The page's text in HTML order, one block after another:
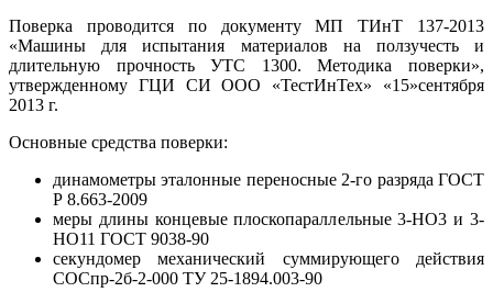
Поверка проводится по документу МП ТИнТ 137-2013
«Машины для испытания материалов на ползучесть и
длительную прочность УТС 1300. Методика поверки»,
утвержденному ГЦИ СИ ООО «ТестИнТех» «15»сентября
2013 г.
Основные средства поверки:
динамометры эталонные переносные 2-го разряда ГОСТ
Р 8.663-2009
меры длины концевые плоскопараллельные 3-НО3 и 3-
НО11 ГОСТ 9038-90
секундомер механический суммирующего действия
СОСпр-2б-2-000 ТУ 25-1894.003-90